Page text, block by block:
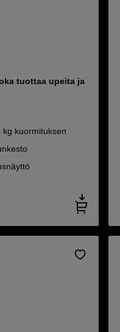
tuottaa upeita ja
kg kuormituksen